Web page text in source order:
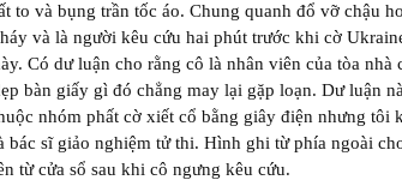
to và bụng trần tốc áo. Chung quanh đổ vỡ chậu
và là người kêu cứu hai phút trước khi cờ
Có dư luận cho rằng cô là nhân viên của tòa nhà
bàn giấy gì đó chẳng may lại gặp loạn. Dư luận
nhóm phất cờ xiết cổ bằng giây điện nhưng tôi
bác sĩ giảo nghiệm tử thi. Hình ghi từ phía ngoài
từ cửa sổ sau khi cô ngưng kêu cứu.